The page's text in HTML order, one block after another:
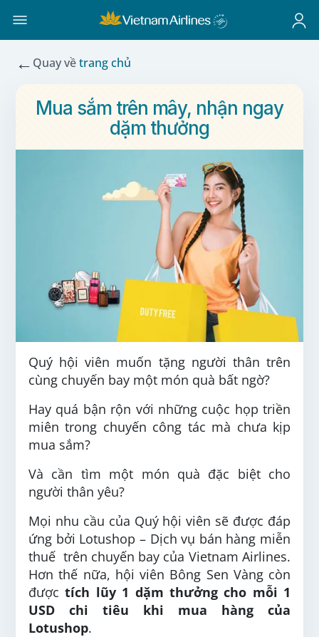
← Quay vềtrang chủ
Mua sắm trên mây, nhận ngay
dặm thưởng
Quý hội viên muốn tặng người thân trên
cùng chuyến bay một món quà bất ngờ?
Hay quá bận rộn với những cuộc họp triền
miên trong chuyến công tác mà chưa kịp
mua sắm?
Và cần tìm một món quà đặc biệt cho
người thân yêu?
Mọi nhu cầu của Quý hội viên sẽ được đáp
ứng bởi Lotushop – Dịch vụ bán hàng miễn
thuế trên chuyến bay của Vietnam Airlines.
Hơn thế nữa, hội viên Bông Sen Vàng còn
đượctích lũy 1 dặm thưởng cho mỗi 1
USD chi tiêu khi mua hàng của
Lotushop.